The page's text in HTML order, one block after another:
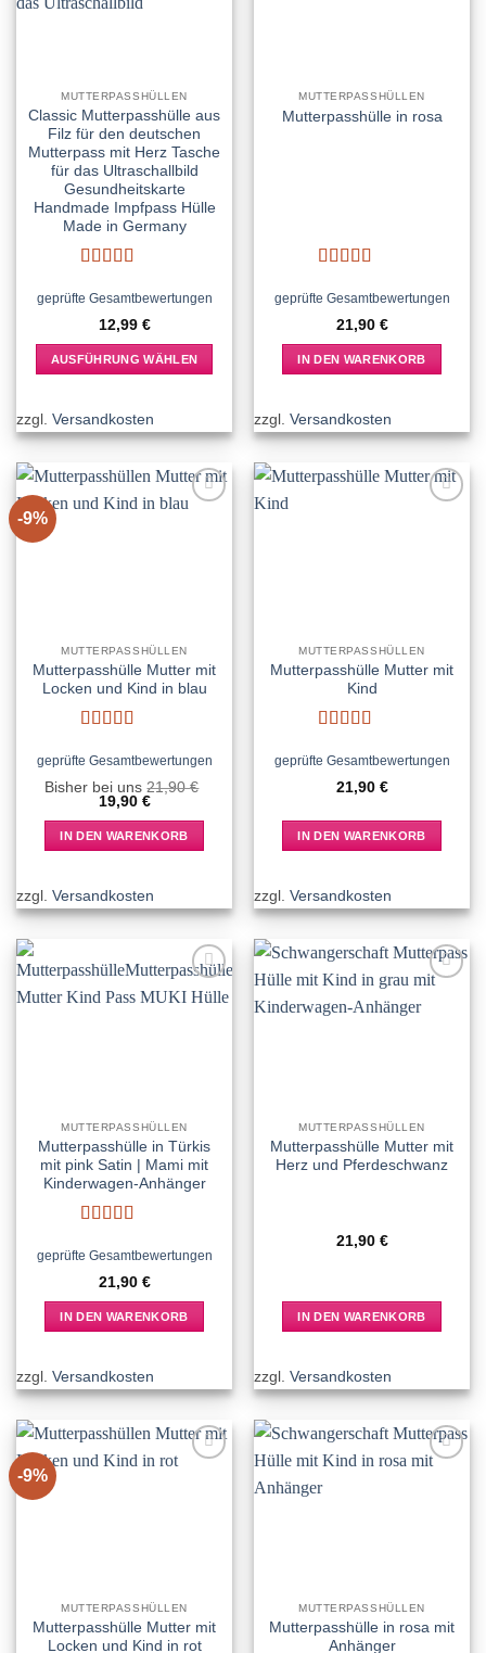
können
gewählt
werden
gewählt
werden
MUTTERPASSHÜLLEN
Classic Mutterpasshülle aus
Filz für den deutschen
Mutterpass mit Herz Tasche
für das Ultraschallbild
Gesundheitskarte
Handmade Impfpass Hülle
Made in Germany
mit5von 5
geprüfte Gesamtbewertungen
12,99 €
AUSFÜHRUNG WÄHLEN
weist
Varianten
auf.
gewählt
werden
zzgl. Versandkosten
MUTTERPASSHÜLLEN
Mutterpasshülle in rosa
mit5von 5
geprüfte Gesamtbewertungen
21,90 €
IN DEN WARENKORB
zzgl. Versandkosten
-9%
MUTTERPASSHÜLLEN
Mutterpasshülle Mutter mit
Locken und Kind in blau
mit5von 5
geprüfte Gesamtbewertungen
Bisher bei uns 21,90€
Ursprünglicher
war:
21,90 €
19,90 €Aktueller
ist:
19,90 €.
IN DEN WARENKORB
zzgl. Versandkosten
MUTTERPASSHÜLLEN
Mutterpasshülle Mutter mit
Kind
mit5von 5
geprüfte Gesamtbewertungen
21,90 €
IN DEN WARENKORB
zzgl. Versandkosten
Add to
MUTTERPASSHÜLLEN
Mutterpasshülle in Türkis
mit pink Satin | Mami mit
Kinderwagen-Anhänger
mit5von 5
geprüfte Gesamtbewertungen
21,90 €
IN DEN WARENKORB
zzgl. Versandkosten
wishlist
MUTTERPASSHÜLLEN
Mutterpasshülle Mutter mit
Herz und Pferdeschwanz
21,90 €
IN DEN WARENKORB
zzgl. Versandkosten
-9%
MUTTERPASSHÜLLEN
Mutterpasshülle Mutter mit
Locken und Kind in rot
MUTTERPASSHÜLLEN
Mutterpasshülle in rosa mit
Anhänger